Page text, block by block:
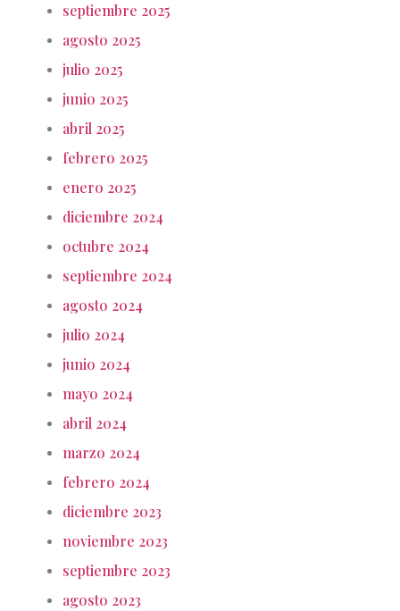
septiembre 2025
agosto 2025
julio 2025
junio 2025
abril 2025
febrero 2025
enero 2025
diciembre 2024
octubre 2024
septiembre 2024
agosto 2024
julio 2024
junio 2024
mayo 2024
abril 2024
marzo 2024
febrero 2024
diciembre 2023
noviembre 2023
septiembre 2023
agosto 2023